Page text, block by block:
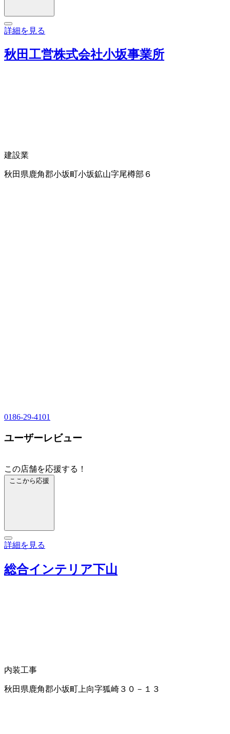
詳細を見る
秋田工営株式会社小坂事業所
建設業
秋田県鹿角郡小坂町小坂鉱山字尾樽部６
0186-29-4101
ユーザーレビュー
この店舗を応援する！
ここから応援
詳細を見る
総合インテリア下山
内装工事
秋田県鹿角郡小坂町上向字狐崎３０－１３